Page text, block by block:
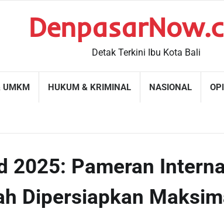
Detak Terkini Ibu Kota Bali
UMKM HUKUM & KRIMINAL NASIONAL
2025: Pameran
Dipersiapkan